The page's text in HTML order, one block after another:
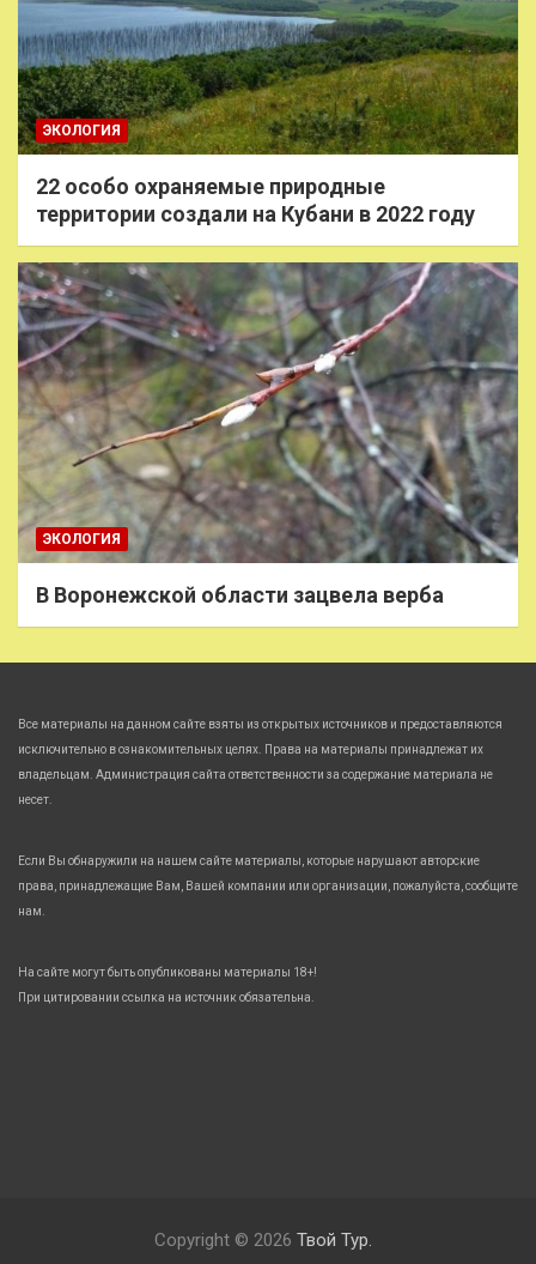
ЭКОЛОГИЯ
22 особо охраняемые природные
территории создали на Кубани в 2022 году
ЭКОЛОГИЯ
В Воронежской области зацвела верба
Все материалы на данном сайте взяты из открытых источников и предоставляются
исключительно в ознакомительных целях. Права на материалы принадлежат их
владельцам. Администрация сайта ответственности за содержание материала не
несет.
Если Вы обнаружили на нашем сайте материалы, которые нарушают авторские
права, принадлежащие Вам, Вашей компании или организации, пожалуйста, сообщите
нам.
На сайте могут быть опубликованы материалы 18+!
При цитировании ссылка на источник обязательна.
Copyright © 2026 Твой Тур.